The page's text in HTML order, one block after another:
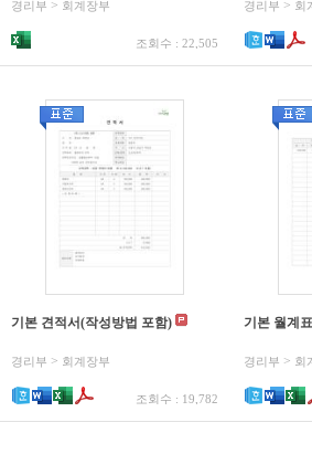
경리부 > 회계장부
조회수 : 22,505
경리부 > 회
기본 견적서(작성방법 포함)
경리부 > 회계장부
조회수 : 19,782
기본 월계
경리부 > 회